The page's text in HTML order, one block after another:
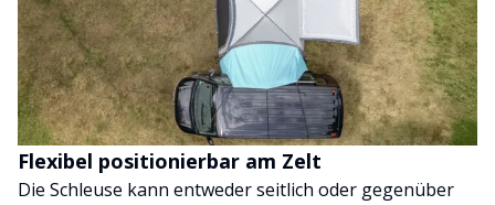
Flexibel positionierbar am Zelt
Die Schleuse kann entweder seitlich oder gegenüber